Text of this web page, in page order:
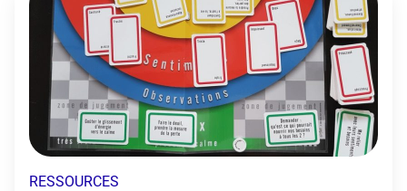
RESSOURCES